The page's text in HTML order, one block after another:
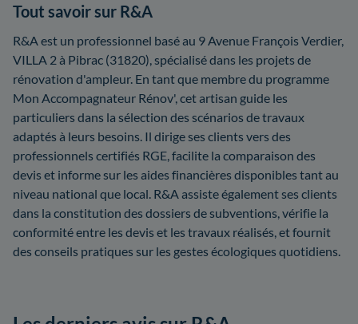
Tout savoir sur R&A
R&A est un professionnel basé au 9 Avenue François Verdier,
VILLA 2 à Pibrac (31820), spécialisé dans les projets de
rénovation d'ampleur. En tant que membre du programme
Mon Accompagnateur Rénov', cet artisan guide les
particuliers dans la sélection des scénarios de travaux
adaptés à leurs besoins. Il dirige ses clients vers des
professionnels certifiés RGE, facilite la comparaison des
devis et informe sur les aides financières disponibles tant au
niveau national que local. R&A assiste également ses clients
dans la constitution des dossiers de subventions, vérifie la
conformité entre les devis et les travaux réalisés, et fournit
des conseils pratiques sur les gestes écologiques quotidiens.